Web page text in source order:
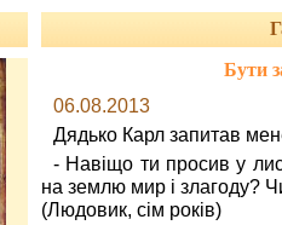
Бути
06.08.2013
Дядько Карл запитав
- Навіщо ти просив у
на землю мир і злагоду?
(Людовик, сім років)